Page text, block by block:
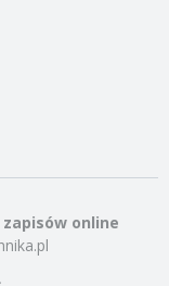
online